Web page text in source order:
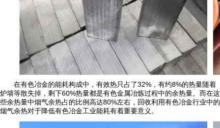
在有色冶金的能耗构成中，有效热只占了32%，有约8%的热量随着
炉墙等散失掉，剩下60%热量都是有色金属冶炼过程中的余热量。而在这
些余热量中烟气余热占的比例高达80%左右，回收利用有色冶金行业中的
烟气余热对于降低有色冶金工业能耗有着重要意义。